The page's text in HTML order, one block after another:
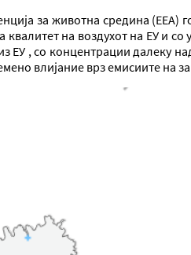
за животна средина
квалитет на воздухот на ЕУ и
ЕУ , со концентрации далеку
влијание врз емисиите на